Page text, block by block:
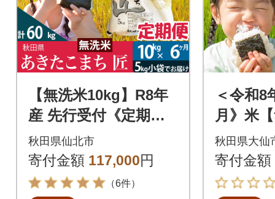
【無洗米10kg】R8年
産 先行受付《定期便6
ヶ月》あきたこまち
匠|02_snk-030606
秋田県仙北市
寄付金額 117,000円
（6件）
＜令和8
月》米
きたこ
nk-
秋田県大仙
寄付金額